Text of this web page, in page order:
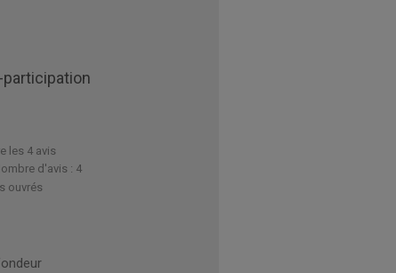
participation
les 4 avis
d'avis : 4
ouvrés